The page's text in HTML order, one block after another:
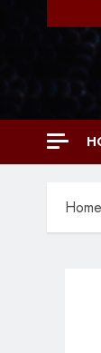
Home